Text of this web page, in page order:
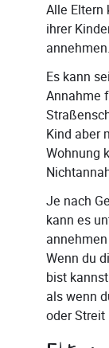
Alle Eltern
ihrer
Es kann
Annahme
Kind aber
Wohnung
Je nach
kann es
Wenn du
bist
als wenn
oder Streit